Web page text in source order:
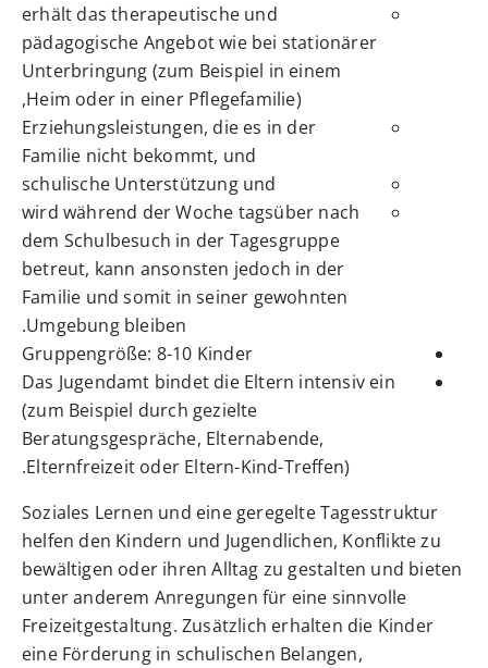
erhält das therapeutische und
pädagogische Angebot wie bei stationärer
Unterbringung (zum Beispiel in einem
Heim oder in einer Pflegefamilie),
Erziehungsleistungen, die es in der
Familie nicht bekommt, und
schulische Unterstützung und
wird während der Woche tagsüber nach
dem Schulbesuch in der Tagesgruppe
betreut, kann ansonsten jedoch in der
Familie und somit in seiner gewohnten
Umgebung bleiben.
Gruppengröße: 8-10 Kinder
Das Jugendamt bindet die Eltern intensiv ein
(zum Beispiel durch gezielte
Beratungsgespräche, Elternabende,
Elternfreizeit oder Eltern-Kind-Treffen)
.
Soziales Lernen und eine geregelte Tagesstruktur
helfen den Kindern und Jugendlichen, Konflikte zu
bewältigen oder ihren Alltag zu gestalten und bieten
unter anderem Anregungen für eine sinnvolle
Freizeitgestaltung. Zusätzlich erhalten die Kinder
eine Förderung in schulischen Belangen,